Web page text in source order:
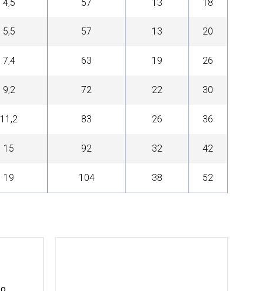
4,5 57 13 18
5,5 57 13 20
7,4 63 19 26
9,2 72 22 30
11,2 83 26 36
15 92 32 42
19 104 38 52